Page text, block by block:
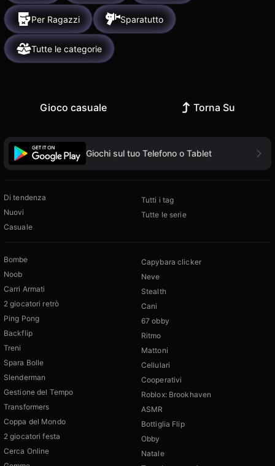
Per Ragazzi Sparatutto
Tutte le categorie
Gioco casuale Torna Su
Giochi sul tuo Telefono o Tablet
Di tendenza
Nuovi
Casuale
Tutti i tag
Tutte le serie
Bombe
Noob
Carri Armati
2 giocatori retrò
Ping Pong
Backflip
Treni
Spara Bolle
Slenderman
Gestione del Tempo
Transformers
Coppa del Mondo
2 giocatori festa
Cerca Online
Capybara clicker
Neve
Stealth
Cani
67 obby
Ritmo
Mattoni
Cellulari
Cooperativi
Roblox: Brookhaven
ASMR
Bottiglia Flip
Obby
Natale